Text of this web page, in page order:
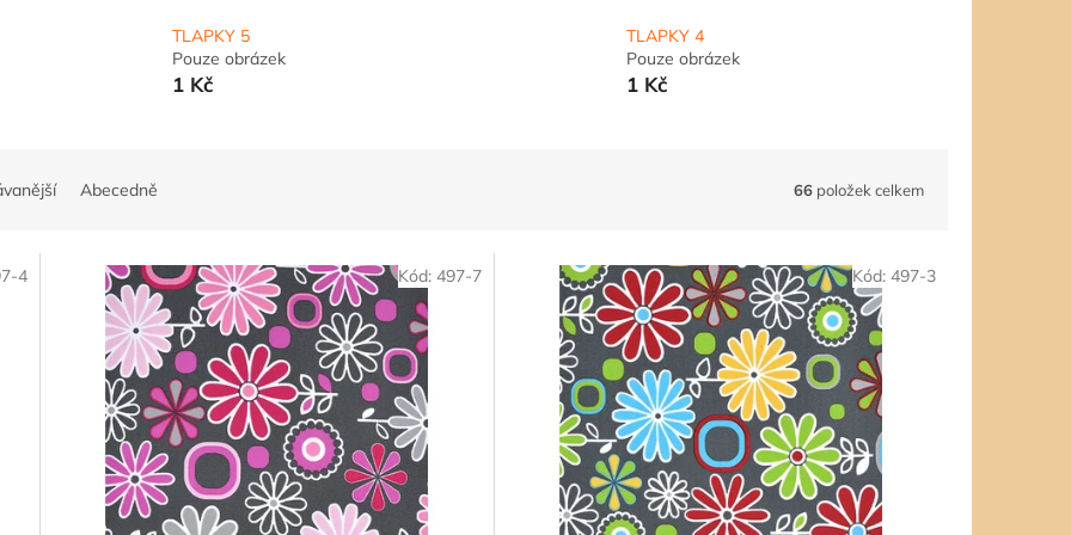
TLAPKY 5
Pouze obrázek
1 Kč
TLAPKY 4
Pouze obrázek
1 Kč
Abecedně 66 položek celkem
4 Kód: 497-7 Kód: 497-3